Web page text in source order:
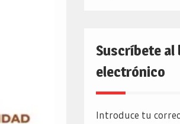
Suscríbete
electrónico
Introduce tu